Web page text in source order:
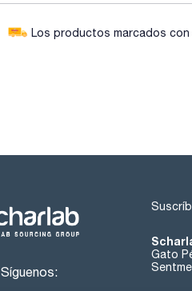
Los productos marcados
Síguenos:
Gato